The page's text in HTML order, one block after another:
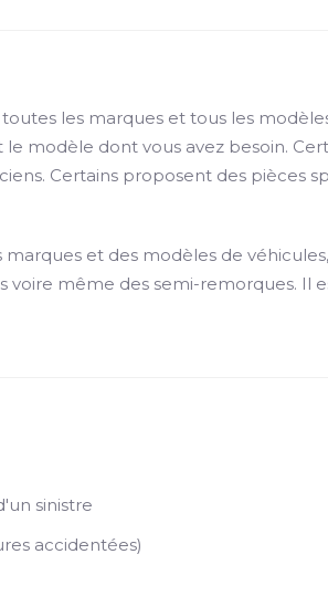
les marques et tous les
modèle dont vous avez besoin.
Certains proposent des pièces
et des modèles de
même des semi-remorques. Il
sinistre
accidentées)